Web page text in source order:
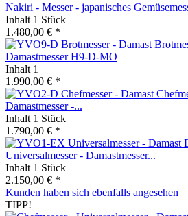
Nakiri - Messer - japanisches
Inhalt 1 Stück
1.480,00 € *
Damastmesser H9-D-MO
Inhalt 1
1.990,00 € *
Damastmesser -...
Inhalt 1 Stück
1.790,00 € *
Universalmesser - Damastmesser...
Inhalt 1 Stück
2.150,00 € *
Kunden haben sich ebenfalls angesehen
TIPP!